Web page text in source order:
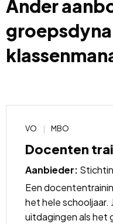
Ander
VO MBO
Docenten
Aanbieder:
Een
het hele schooljaar.
uitdagingen als het